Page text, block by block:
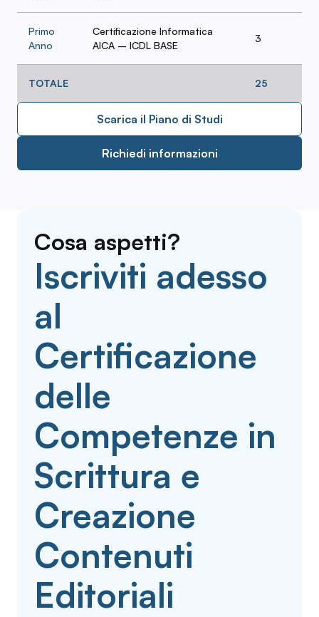
Primo
Anno
Certificazione Informatica
AICA – ICDL BASE
3
TOTALE 25
Scarica il Piano di Studi
Richiedi informazioni
Cosa aspetti?
Iscriviti adesso
al
Certificazione
delle
Competenze in
Scrittura e
Creazione
Contenuti
Editoriali